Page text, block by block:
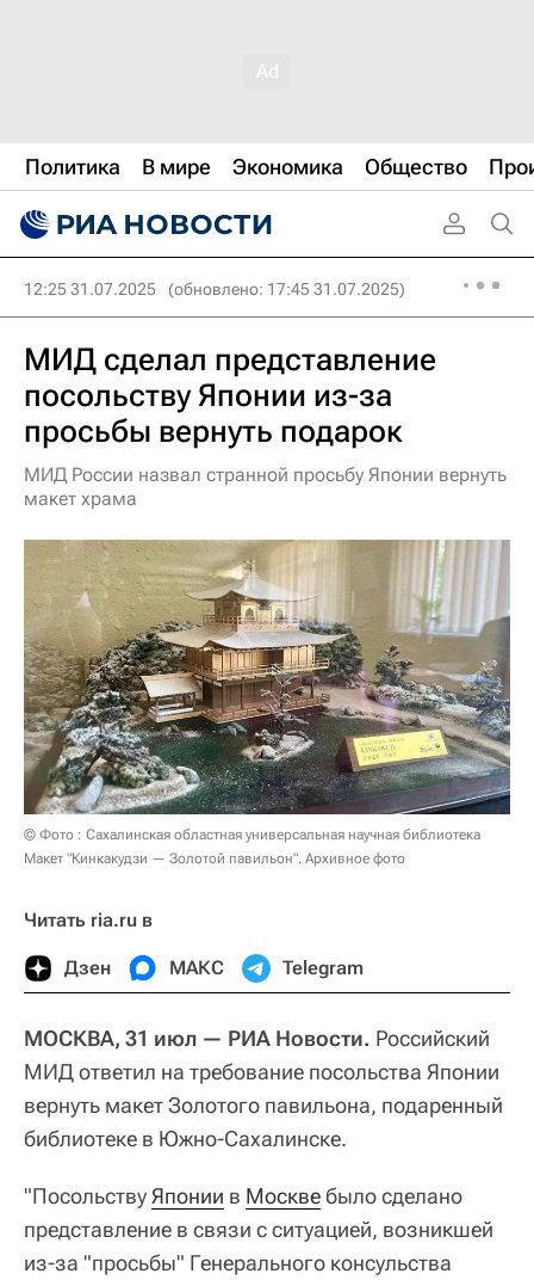
Политика В мире Экономика Общество
12:25 31.07.2025 (обновлено: 17:45 31.07.2025)
МИД сделал представление
посольству Японии из-за
просьбы вернуть подарок
МИД России назвал странной просьбу Японии вернуть
макет храма
© Фото : Сахалинская областная универсальная научная библиотека
Макет "Кинкакудзи — Золотой павильон". Архивное фото
Читать ria.ru в
Дзен МАКС Telegram
МОСКВА, 31 июл — РИА Новости. Российский
МИД ответил на требование посольства Японии
вернуть макет Золотого павильона, подаренный
библиотеке в Южно-Сахалинске.
"Посольству Японии в Москвебыло сделано
представление в связи с ситуацией, возникшей
из-за "просьбы" Генерального консульства